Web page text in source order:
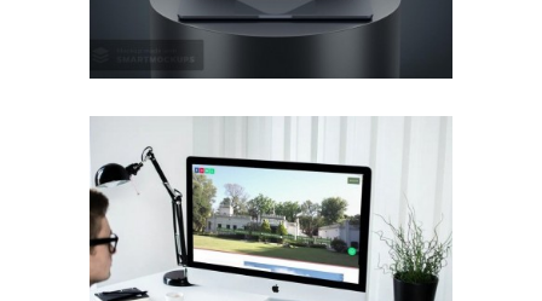
Diseño Web para Estancia
Trabajos Web